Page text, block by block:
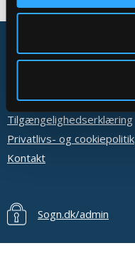
Om Sogn.dk
Tilgængelighedserklæring
Privatlivs- og cookiepolitik
Kontakt
Sogn.dk/admin